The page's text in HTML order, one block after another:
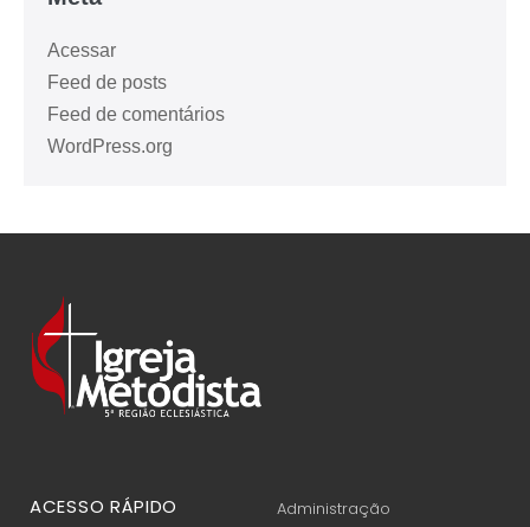
Acessar
Feed de posts
Feed de comentários
WordPress.org
ACESSO RÁPIDO
Administração